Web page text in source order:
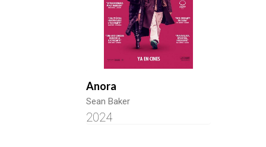
Anora
Sean Baker
2024